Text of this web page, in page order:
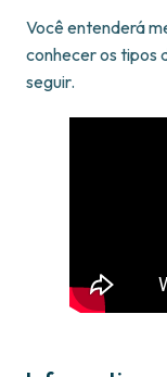
Você entenderá
conhecer os tipos
seguir.